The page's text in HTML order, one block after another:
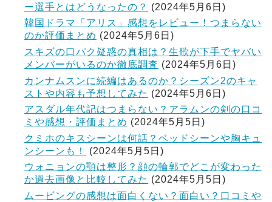
ー選手とはどうなったの？
(2024年5月6日)
韓国ドラマ「アリス」感想をレビュー！つまらない
のか評価まとめ (2024年5月6日)
スキズの口パク疑惑の真相は？生歌が下手でヤバい
メンバーがいるのか徹底調査 (2024年5月6日)
カンナムスンに続編はあるのか？シーズン2のキャ
ストや内容も予想してみた (2024年5月6日)
アスダル年代記はつまらない？アラムンの剣の口コ
ミや感想・評価まとめ (2024年5月5日)
クミホのキスシーンは何話？ベッドシーンや胸キュ
ンシーンも！
(2024年5月5日)
ウォニョンの顎は整形？顔の輪郭でどこが変わった
か過去画像と比較してみた (2024年5月5日)
ムービングの感想は面白くない？面白い？口コミや